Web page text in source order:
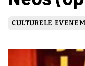
CULTURELE